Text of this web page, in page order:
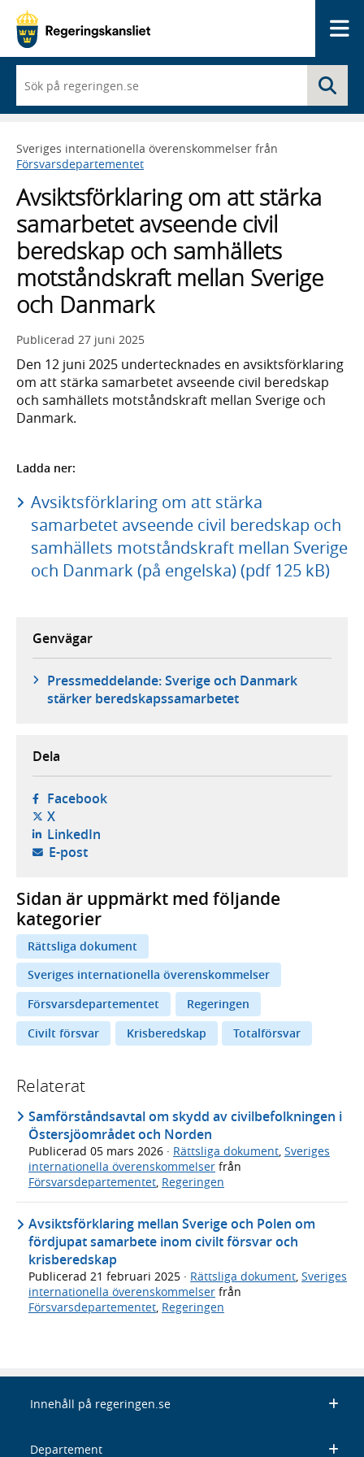
du
börjar
skriva
framträder
en
med
sökförslag
Sveriges internationella överenskommelser från
Försvarsdepartementet
Avsiktsförklaring om att stärka
samarbetet avseende civil
beredskap och samhällets
motståndskraft mellan Sverige
och Danmark
Publicerad 27 juni 2025
Den 12 juni 2025 undertecknades en avsiktsförklaring
om att stärka samarbetet avseende civil beredskap
och samhällets motståndskraft mellan Sverige och
Danmark.
Ladda ner:
Avsiktsförklaring om att stärka
samarbetet avseende civil beredskap och
samhällets motståndskraft mellan Sverige
och Danmark (på engelska) (pdf 125 kB)
Genvägar
Pressmeddelande: Sverige och Danmark
stärker beredskapssamarbetet
Dela
Facebook- öppnas i ny flik, extern webbplats,
X- öppnas i ny flik, extern webbplats,
LinkedIn- öppnas i ny flik, extern webbplats,
E-post- öppnar din e-postklient,
Sidan är uppmärkt med följande
kategorier
Rättsliga dokument
Sveriges internationella överenskommelser
Försvarsdepartementet
Regeringen
Civilt försvar
Krisberedskap Totalförsvar
Relaterat
Samförståndsavtal om skydd av civilbefolkningen i
Östersjöområdet och Norden
Publicerad 05 mars 2026 · Rättsliga dokument Sveriges
internationella överenskommelser från
Försvarsdepartementet Regeringen
Avsiktsförklaring mellan Sverige och Polen om
fördjupat samarbete inom civilt försvar och
krisberedskap
Publicerad 21 februari 2025 · Rättsliga dokument, Sveriges
internationella överenskommelser från
Försvarsdepartementet, Regeringen
Innehåll på regeringen.se
Departement